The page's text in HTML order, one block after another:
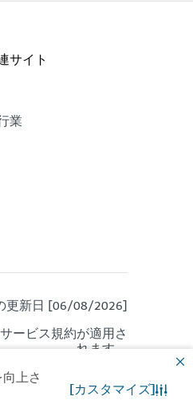
上さ
[カスタマイズ]
サイト
業
更新日 [06/08/2026]
サービス規約が適用さ
れます。